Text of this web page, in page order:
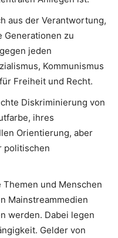
aus der Verantwortung,
Generationen zu
jeden
Kommunismus
Freiheit und Recht.
Diskriminierung von
ihres
Orientierung, aber
politischen
und Menschen
Mainstreammedien
werden. Dabei legen
Gelder von